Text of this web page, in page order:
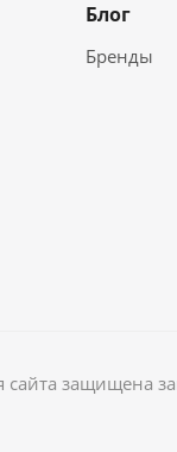
Блог
Бренды
защищена